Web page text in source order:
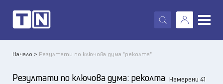
X
Начало > Резултати по ключова дума "реколта"
Резултати по ключова дума: реколта Намерени 41